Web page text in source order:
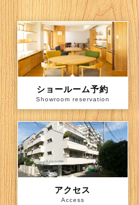
ショールーム予約
Showroom reservation
アクセス
Access